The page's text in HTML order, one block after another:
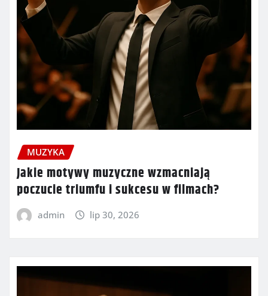
MUZYKA
Jakie motywy muzyczne wzmacniają
poczucie triumfu i sukcesu w filmach?
admin lip 30, 2026